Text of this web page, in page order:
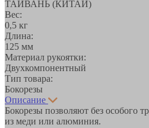
ТАЙВАНЬ (КИТАЙ)
Вес:
0,5 кг
Длина:
125 мм
Материал рукоятки:
Двухкомпонентный
Тип товара:
Бокорезы
Описание
Бокорезы позволяют без особого
из меди или алюминия.